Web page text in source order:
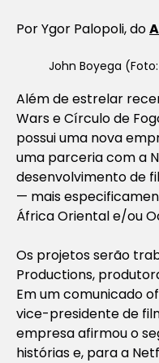
Por Ygor Palopoli, do
John Boyega
Além de estrelar
Wars e Círculo de
possui uma nova
uma parceria com a
desenvolvimento de
— mais
África Oriental e/ou
Os projetos serão
Productions,
Em um comunicado
vice-presidente de
empresa afirmou o
histórias e, para a